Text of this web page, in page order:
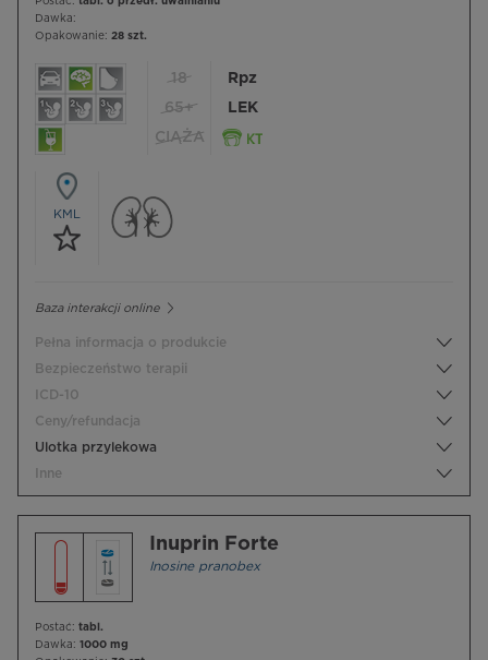
Dawka:
Opakowanie: 28 szt.
18
65+
CIĄŻA
Rpz
LEK
KML
Baza interakcji online
Pełna informacja o produkcie
Bezpieczeństwo terapii
ICD-10
Ceny/refundacja
Ulotka przylekowa
Inne
Inuprin Forte
Inosine pranobex
Postać: tabl.
Dawka: 1000 mg